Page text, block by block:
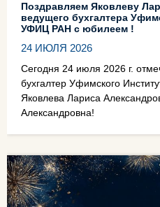
Поздравляем Яковлеву
ведущего бухгалтера
УФИЦ РАН с юбилеем !
24 ИЮЛЯ 2026
Сегодня 24 июля 2026 г.
бухгалтер Уфимского
Яковлева Лариса
Александровна!